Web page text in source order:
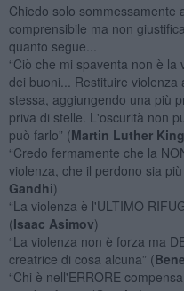
Chiedo solo sommessamente
comprensibile ma non
quanto segue...
“Ciò che mi spaventa non è la
dei buoni... Restituire violenza
stessa, aggiungendo una più
priva di stelle. L'oscurità non
può farlo” (Martin Luther King
“Credo fermamente che la
violenza, che il perdono sia
Gandhi)
“La violenza è l'ULTIMO
(Isaac Asimov)
“La violenza non è forza ma
creatrice di cosa alcuna” (
“Chi è nell'ERRORE